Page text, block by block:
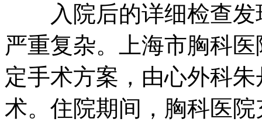
入院后的详细检查发
严重复杂。上海市胸科
定手术方案，由心外科
术。住院期间，胸科医